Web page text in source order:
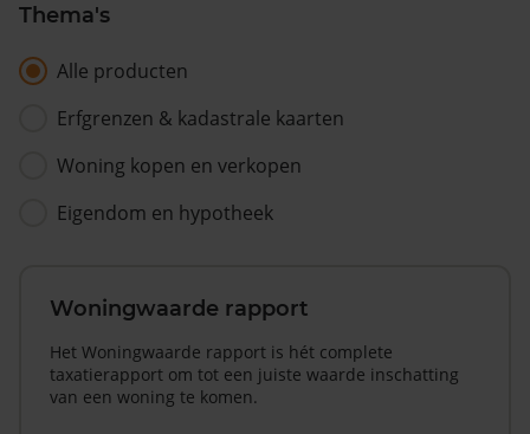
Thema's
Alle producten
Erfgrenzen & kadastrale kaarten
Woning kopen en verkopen
Eigendom en hypotheek
Woningwaarde rapport
Het Woningwaarde rapport is hét complete
taxatierapport om tot een juiste waarde inschatting
van een woning te komen.